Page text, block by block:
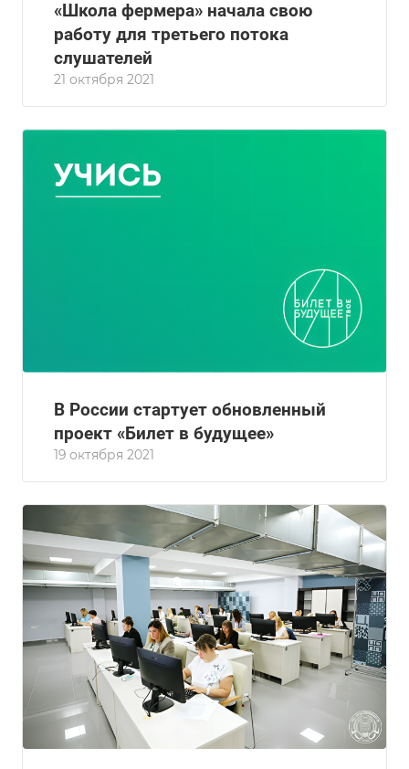
«Школа фермера» начала свою
работу для третьего потока
слушателей
21 октября 2021
В России стартует обновленный
проект «Билет в будущее»
19 октября 2021